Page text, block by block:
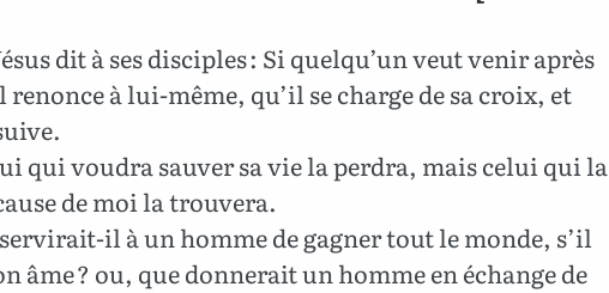
dit à ses disciples : Si quelqu’un veut venir après
renonce à lui-même, qu’il se charge de sa croix, et
qui voudra sauver sa vie la perdra, mais celui qui la
de moi la trouvera.
il à un homme de gagner tout le monde, s’il
âme ? ou, que donnerait un homme en échange de